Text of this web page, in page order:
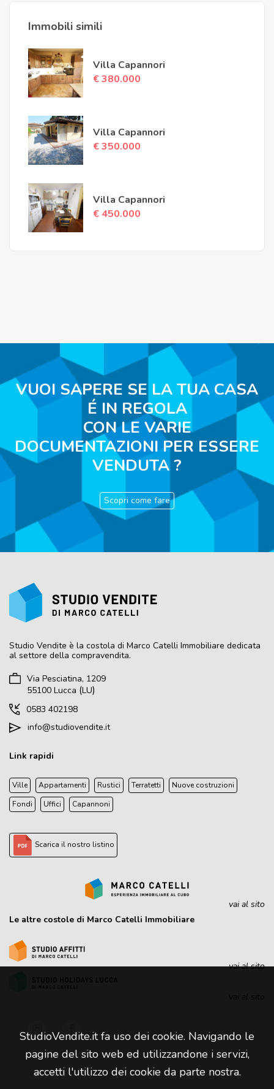
Immobili simili
Villa Capannori
€ 380.000
Villa Capannori
€ 350.000
Villa Capannori
€ 450.000
VUOI SAPERE SE LA TUA CASA
É IN REGOLA
CON LE VARIE
DOCUMENTAZIONI PER ESSERE
VENDUTA ?
Scopri come fare
Studio Vendite è la costola di Marco Catelli Immobiliare dedicata
al settore della compravendita.
Via Pesciatina, 1209
55100 Lucca (LU)
0583 402198
info@studiovendite.it
Link rapidi
Ville Appartamenti Rustici Terratetti
Nuove costruzioni
Fondi
Uffici Capannoni
Scarica il nostro listino
vai al sito
Le altre costole di Marco Catelli Immobiliare
vai al sito
StudioVendite.it fa uso dei cookie. Navigando le
pagine del sito web ed utilizzandone i servizi,
accetti l'utilizzo dei cookie da parte nostra.